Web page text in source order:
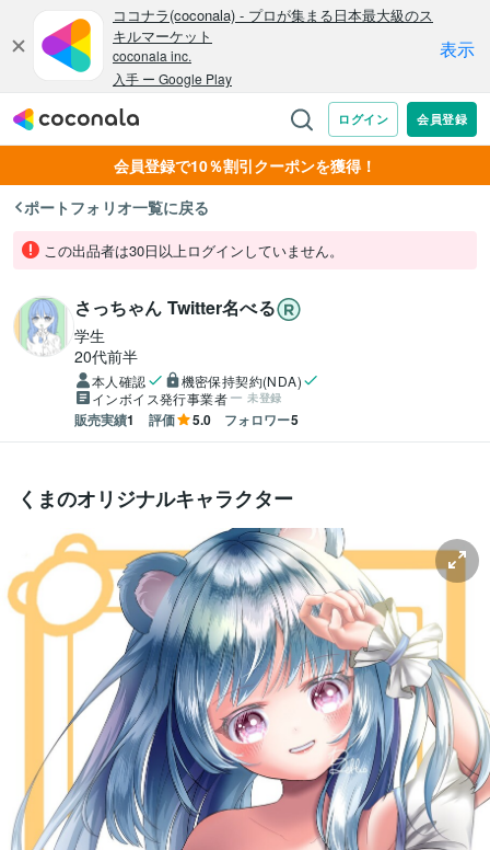
会員登録で10％割引クーポンを獲得！
ポートフォリオ一覧に戻る
この出品者は30日以上ログインしていません。
さっちゃん Twitter名べる
学生
20代前半
本人確認
機密保持契約(NDA)
インボイス発行事業者
未登録
販売実績1 評価 5.0 フォロワー5
くまのオリジナルキャラクター